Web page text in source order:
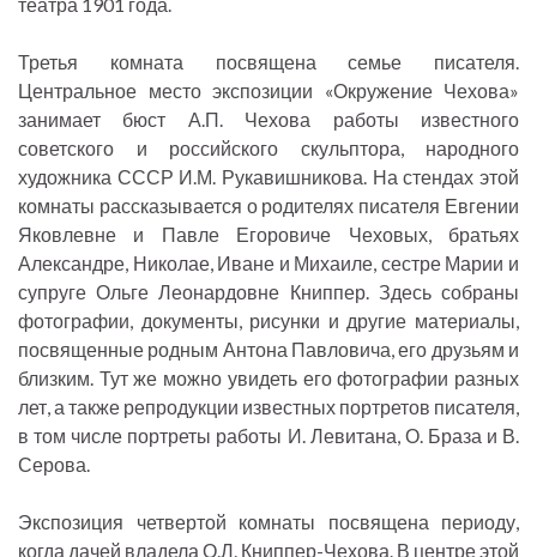
Третья комната посвящена семье писателя.
Центральное место экспозиции «Окружение Чехова»
занимает бюст А.П. Чехова работы известного
советского и российского скульптора, народного
художника СССР И.М. Рукавишникова. На стендах этой
комнаты рассказывается о родителях писателя Евгении
Яковлевне и Павле Егоровиче Чеховых, братьях
Александре, Николае, Иване и Михаиле, сестре Марии и
супруге Ольге Леонардовне Книппер. Здесь собраны
фотографии, документы, рисунки и другие материалы,
посвященные родным Антона Павловича, его друзьям и
близким. Тут же можно увидеть его фотографии разных
лет, а также репродукции известных портретов писателя,
в том числе портреты работы И. Левитана, О. Браза и В.
Серова.
Экспозиция четвертой комнаты посвящена периоду,
когда дачей владела О.Л. Книппер-Чехова. В центре этой